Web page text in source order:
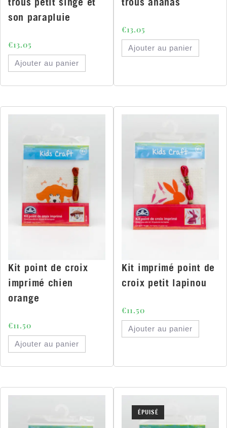
son parapluie
€13.05
Ajouter au panier
€13.05
Ajouter au panier
Kit point de croix
imprimé chien
orange
€11.50
Ajouter au panier
Kit imprimé point de
croix petit lapinou
€11.50
Ajouter au panier
ÉPUISÉ